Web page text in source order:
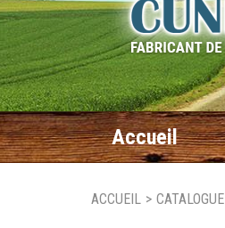
Accueil
ACCUEIL > CATALOGUE